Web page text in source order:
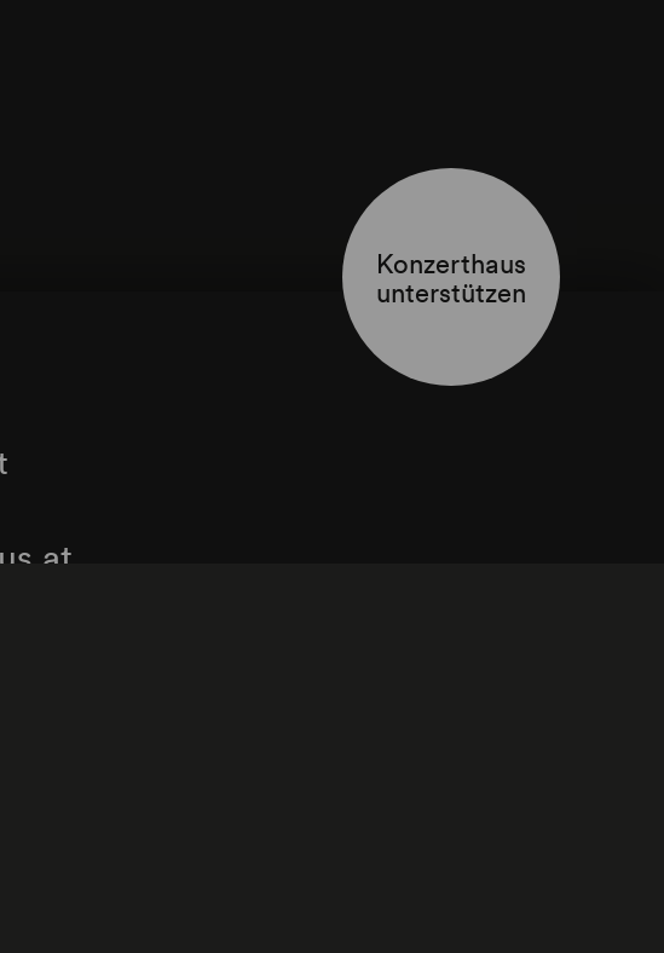
Konzerthaus
unterstützen